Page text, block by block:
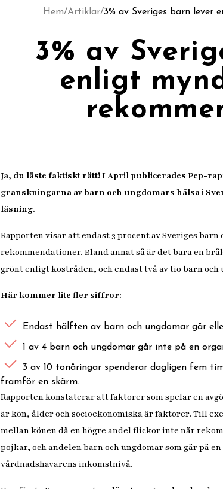
Hem/Artiklar/3% av Sveriges barn lever
3% av
enligt
Ja, du läste faktiskt rätt! I April publicerades Pep-
granskningarna av barn och ungdomars hälsa i
läsning.
Rapporten visar att endast 3 procent av Sveriges
rekommendationer. Bland annat så är det bara en
grönt enligt kostråden, och endast två av tio barn
Här kommer lite fler siffror:
Endast hälften av barn och ungdomar går
1 av 4 barn och ungdomar går inte på en
3 av 10 tonåringar spenderar dagligen fem
framför en skärm.
Rapporten konstaterar att faktorer som spelar en
är kön, ålder och socioekonomiska är faktorer. Till
mellan könen då en högre andel flickor inte når
pojkar, och andelen barn och ungdomar som går på
vårdnadshavarens inkomstnivå.